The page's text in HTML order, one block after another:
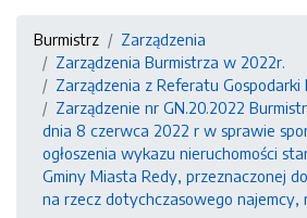
Burmistrz
Zarządzenia
Zarządzenia Burmistrza w 2022r.
Zarządzenia z Referatu Gospodarki
Zarządzenie nr GN.20.2022
dnia 8 czerwca 2022 r w sprawie
ogłoszenia wykazu nieruchomości
Gminy Miasta Redy, przeznaczonej
na rzecz dotychczasowego najemcy,